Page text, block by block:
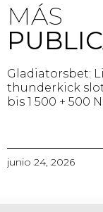
MÁS
Gladiatorsbet:
thunderkick
bis 1 500 + 500
junio 24, 2026